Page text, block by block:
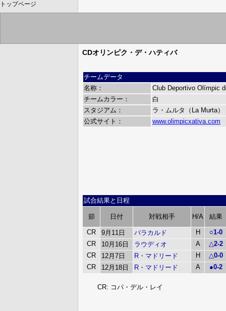
トップページ
CDオリンピク・デ・ハティバ
チームデータ
名称：
Club Deportivo Olímpic
チームカラー：
白
スタジアム：
ラ・ムルタ（La Murta）
公式サイト：
www.olimpicxativa.com
試合結果と日程
節 日付 対戦相手 H/A 結果
CR 9月11日 バラカルド H ○1-0
CR
10月16日 ラウディオ A △2-2
CR
12月7日 R・マドリード H △0-0
CR
12月18日 R・マドリード A ●0-2
CR: コパ・デル・レイ